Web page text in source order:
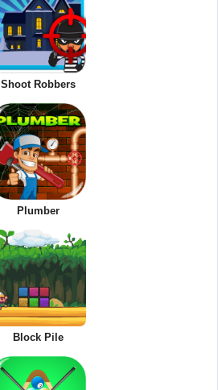
Shoot Robbers
Plumber
Block Pile